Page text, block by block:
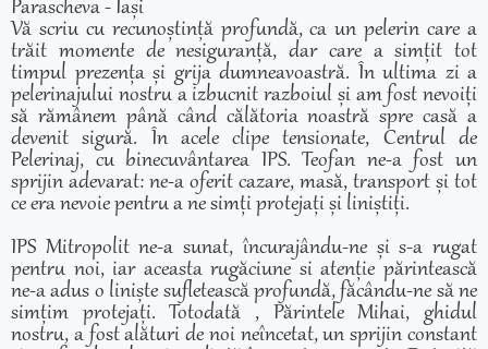
Parascheva - Iași
Vă scriu cu recunoștință profundă, ca un pelerin care a
trăit momente de nesiguranță, dar care a simțit tot
timpul prezența și grija dumneavoastră. În ultima zi a
pelerinajului nostru a izbucnit razboiul și am fost nevoiți
să rămânem până când călătoria noastră spre casă a
devenit sigură. În acele clipe tensionate, Centrul de
Pelerinaj, cu binecuvântarea IPS. Teofan ne-a fost un
sprijin adevarat: ne-a oferit cazare, masă, transport și tot
ce era nevoie pentru a ne simți protejați și liniștiți.
IPS Mitropolit ne-a sunat, încurajându-ne și s-a rugat
pentru noi, iar aceasta rugăciune si atenție părintească
ne-a adus o liniște sufletească profundă, făcându-ne să ne
simțim protejați. Totodată , Părintele Mihai, ghidul
nostru, a fost alături de noi neîncetat, un sprijin constant